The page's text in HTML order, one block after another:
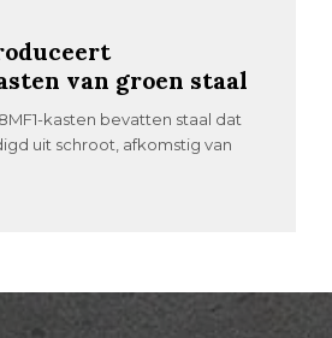
van groen staal
kasten bevatten staal dat
uit schroot, afkomstig van